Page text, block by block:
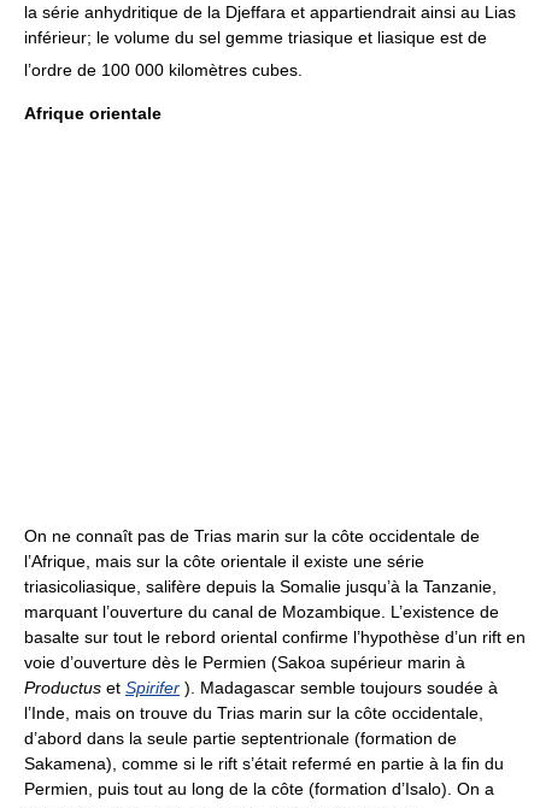
la série anhydritique de la Djeffara et appartiendrait ainsi au Lias
inférieur; le volume du sel gemme triasique et liasique est de
l’ordre de 100 000 kilomètres cubes.
Afrique orientale
On ne connaît pas de Trias marin sur la côte occidentale de
l’Afrique, mais sur la côte orientale il existe une série
triasicoliasique, salifère depuis la Somalie jusqu’à la Tanzanie,
marquant l’ouverture du canal de Mozambique. L’existence de
basalte sur tout le rebord oriental confirme l’hypothèse d’un rift en
voie d’ouverture dès le Permien (Sakoa supérieur marin à
Productus et Spirifer ). Madagascar semble toujours soudée à
l’Inde, mais on trouve du Trias marin sur la côte occidentale,
d’abord dans la seule partie septentrionale (formation de
Sakamena), comme si le rift s’était refermé en partie à la fin du
Permien, puis tout au long de la côte (formation d’Isalo). On a